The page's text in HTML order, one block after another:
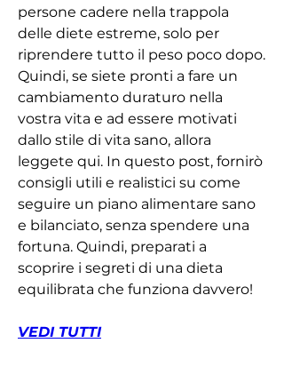
persone cadere nella trappola
delle diete estreme, solo per
riprendere tutto il peso poco dopo.
Quindi, se siete pronti a fare un
cambiamento duraturo nella
vostra vita e ad essere motivati
dallo stile di vita sano, allora
leggete qui. In questo post, fornirò
consigli utili e realistici su come
seguire un piano alimentare sano
e bilanciato, senza spendere una
fortuna. Quindi, preparati a
scoprire i segreti di una dieta
equilibrata che funziona davvero!
VEDI TUTTI